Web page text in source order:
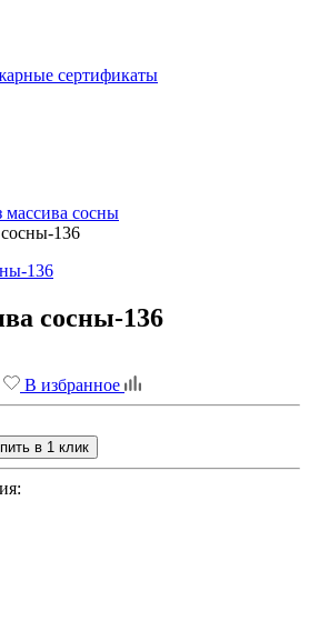
сертификаты
сосны
136
сосны-136
В избранное
в 1 клик